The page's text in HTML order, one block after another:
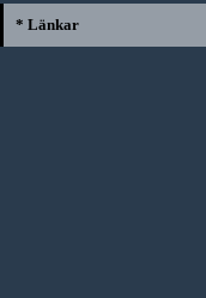
* Länkar